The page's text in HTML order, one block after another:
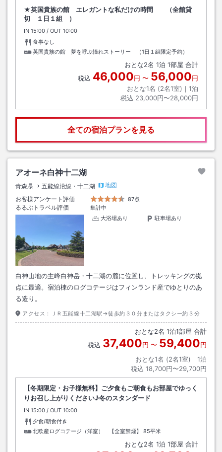
★英国貴族の館 エレガントな私だけの時間 （全館貸
切 １日１組 ）
IN チェックイン
15:00 / OUT チェックアウト
10:00
食事なし
英国貴族の館 夢を呼ぶ憧れストーリー （1日１組限定予約）
おとな2名 1泊 1部屋 合計
税込 46,000円 〜 56,000円
おとな1名 (2名1室)｜ 1泊
税込 23,000円〜28,000円
全ての宿泊プランを見る
アオーネ白神十二湖
青森県 五能線沿線・十二湖
地図
お客様アンケート評価
87点
るるぶトラベル評価
集計中
大浴場あり
駐車場あり
白神山地の主峰白神岳・十二湖の麓に位置し、トレッキングの拠
点に最適。宿泊棟のログコテージはフィンランド産でゆとりのあ
る造り。
アクセス： ＪＲ五能線十二湖駅→徒歩約３０分またはタクシー約３分
おとな2名 1泊1部屋 合計
税込 37,400円 〜 59,400円
おとな1名 (2名1室)｜ 1泊
税込 18,700円〜29,700円
【冬期限定・お子様無料】ご夕食もご朝食もお部屋でゆっく
りお召し上がりください♪冬のスタンダード
IN チェックイン
15:00 / OUT チェックアウト
10:00
夕食/朝食付き
北欧産ログコテージ（洋室） 【全室禁煙】
85平米
おとな2名 1泊 1部屋 合計